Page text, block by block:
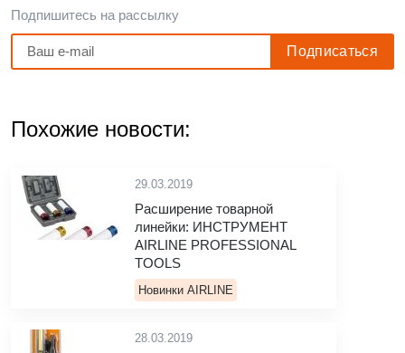
Подпишитесь на рассылку
Похожие новости:
29.03.2019
Расширение товарной
линейки: ИНСТРУМЕНТ
AIRLINE PROFESSIONAL
TOOLS
Новинки AIRLINE
28.03.2019